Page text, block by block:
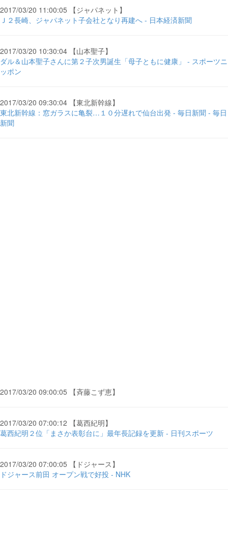
2017/03/20 11:00:05 【ジャパネット】
Ｊ２長崎、ジャパネット子会社となり再建へ - 日本経済新聞
2017/03/20 10:30:04 【山本聖子】
ダル＆山本聖子さんに第２子次男誕生「母子ともに健康」 - スポーツニ
ッポン
2017/03/20 09:30:04 【東北新幹線】
東北新幹線：窓ガラスに亀裂…１０分遅れで仙台出発 - 毎日新聞 - 毎日
新聞
2017/03/20 09:00:05 【斉藤こず恵】
2017/03/20 07:00:12 【葛西紀明】
葛西紀明２位「まさか表彰台に」最年長記録を更新 - 日刊スポーツ
2017/03/20 07:00:05 【ドジャース】
ドジャース前田 オープン戦で好投 - NHK